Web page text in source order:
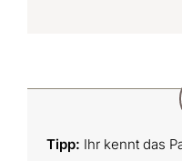
Tipp: Ihr kennt das